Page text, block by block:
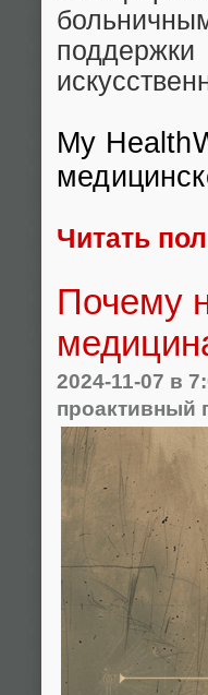
My
Читать
Почему
2024-11-07 в
проактивный